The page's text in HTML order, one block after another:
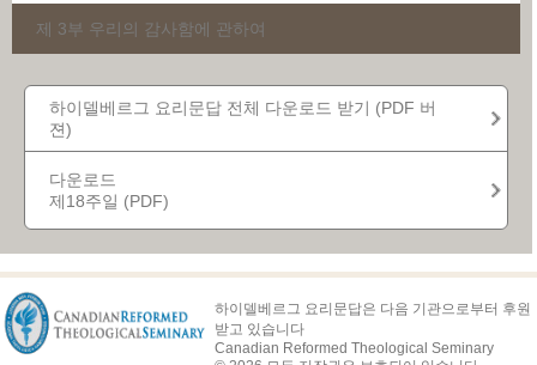
제 3부 우리의 감사함에 관하여
제32주일
제34주일
제35주일
제36주일
제38주일
하이델베르그 요리문답 전체 다운로드 받기 (PDF 버
젼)
다운로드
제18주일 (PDF)
하이델베르그 요리문답은 다음 기관으로부터 후원
받고 있습니다
Canadian Reformed Theological Seminary